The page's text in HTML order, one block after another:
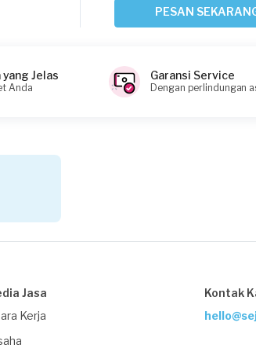
Jakarta Selatan, Jakarta
Request Fulfilled
Habib Septrian Priyanto requested
Jakarta Barat, Jakarta
PESAN
Jelas
Anda
Garansi Service
Dengan perlindungan
Jasa
Kerja
Kontak